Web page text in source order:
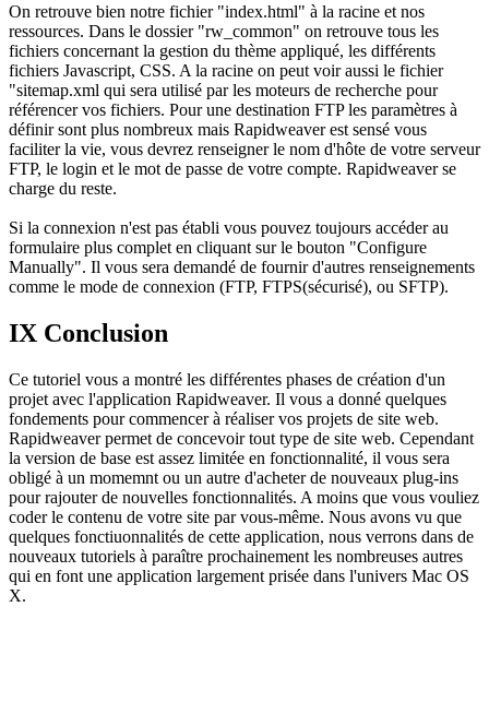
On retrouve bien notre fichier "index.html" à la racine et nos
ressources. Dans le dossier "rw_common" on retrouve tous les
fichiers concernant la gestion du thème appliqué, les différents
fichiers Javascript, CSS. A la racine on peut voir aussi le fichier
"sitemap.xml qui sera utilisé par les moteurs de recherche pour
référencer vos fichiers. Pour une destination FTP les paramètres à
définir sont plus nombreux mais Rapidweaver est sensé vous
faciliter la vie, vous devrez renseigner le nom d'hôte de votre serveur
FTP, le login et le mot de passe de votre compte. Rapidweaver se
charge du reste.
Si la connexion n'est pas établi vous pouvez toujours accéder au
formulaire plus complet en cliquant sur le bouton "Configure
Manually". Il vous sera demandé de fournir d'autres renseignements
comme le mode de connexion (FTP, FTPS(sécurisé), ou SFTP).
IX Conclusion
Ce tutoriel vous a montré les différentes phases de création d'un
projet avec l'application Rapidweaver. Il vous a donné quelques
fondements pour commencer à réaliser vos projets de site web.
Rapidweaver permet de concevoir tout type de site web. Cependant
la version de base est assez limitée en fonctionnalité, il vous sera
obligé à un momemnt ou un autre d'acheter de nouveaux plug-ins
pour rajouter de nouvelles fonctionnalités. A moins que vous vouliez
coder le contenu de votre site par vous-même. Nous avons vu que
quelques fonctiuonnalités de cette application, nous verrons dans de
nouveaux tutoriels à paraître prochainement les nombreuses autres
qui en font une application largement prisée dans l'univers Mac OS
X.